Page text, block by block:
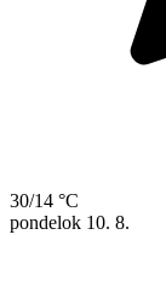
30/14 °C
pondelok 10. 8.